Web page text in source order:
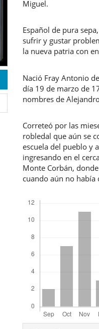
Miguel.
Español de pura
sufrir y gustar
la nueva patria con
Nació Fray Antonio
día 19 de marzo de
nombres de
Correteó por las
robledal que aún se
escuela del pueblo y
ingresando en el
Monte Corbán,
cuando aún no